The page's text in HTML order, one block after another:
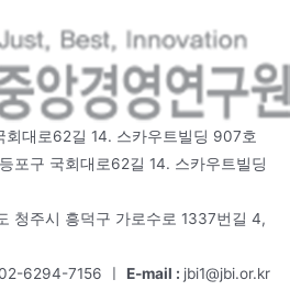
회대로62길 14. 스카우트빌딩 907호
포구 국회대로62길 14. 스카우트빌딩
청주시 흥덕구 가로수로 1337번길 4,
6294-7156 ㅣ E-mail : jbi1@jbi.or.kr